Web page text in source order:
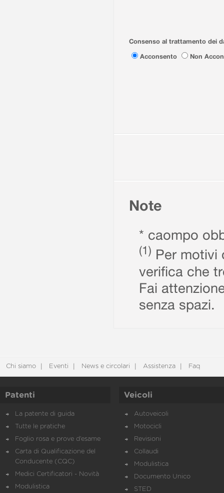
Consenso al trattamento dei
Acconsento
Non
Note
* caompo
(1) Per motivi
verifica che
Fai
senza spazi.
Chi siamo Eventi News e circolari Assistenza Faq
Patenti
La patente di guida
Tutte le pratiche
Foglio rosa e prove d’esame
Carta di Qualificazione del
Conducente (CQC)
Medici Certificatori - Novità
Modulistica
Veicoli
Autoveicoli
Motocicli
Revisioni
Collaudi
Modulistica
Documento Unico
STED